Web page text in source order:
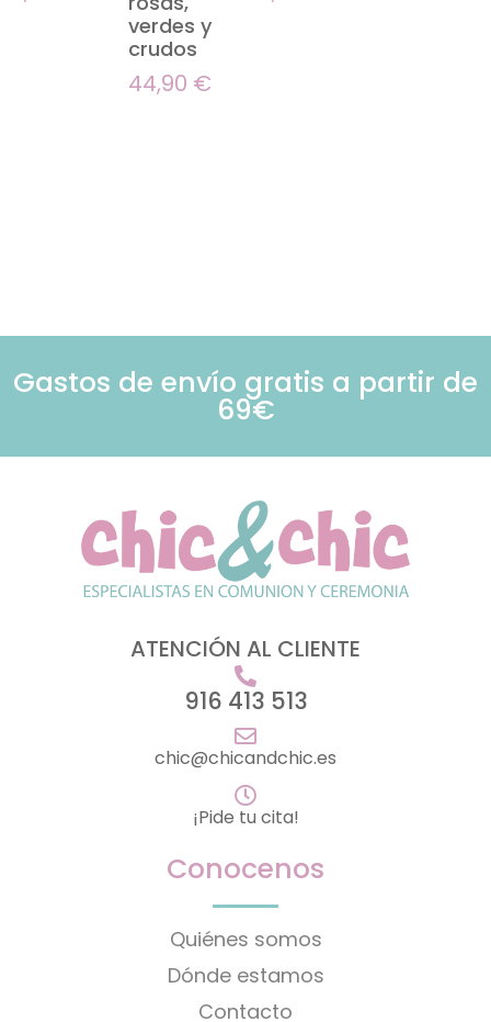
verdes y
crudos
44,90 €
Gastos de envío gratis a partir de
69€
ATENCIÓN AL CLIENTE
916 413 513
chic@chicandchic.es
¡Pide tu cita!
Conocenos
Quiénes somos
Dónde estamos
Contacto